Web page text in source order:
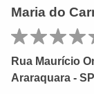
Maria do
Rua Maurício
Araraquara - SP